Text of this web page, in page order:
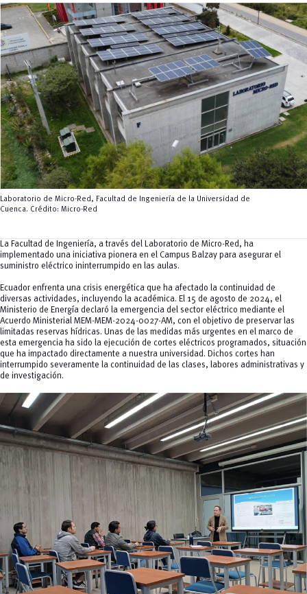
CEISH
Propiedad intelectual
Laboratorio de Micro-Red, Facultad de Ingeniería de la Universidad de
Cuenca. Crédito: Micro-Red
La Facultad de Ingeniería, a través del Laboratorio de Micro-Red, ha
implementado una iniciativa pionera en el Campus Balzay para asegurar el
suministro eléctrico ininterrumpido en las aulas.
Ecuador enfrenta una crisis energética que ha afectado la continuidad de
diversas actividades, incluyendo la académica. El 15 de agosto de 2024, el
Ministerio de Energía declaró la emergencia del sector eléctrico mediante el
Acuerdo Ministerial MEM-MEM-2024-0027-AM, con el objetivo de preservar las
limitadas reservas hídricas. Unas de las medidas más urgentes en el marco de
esta emergencia ha sido la ejecución de cortes eléctricos programados, situación
que ha impactado directamente a nuestra universidad. Dichos cortes han
interrumpido severamente la continuidad de las clases, labores administrativas y
de investigación.